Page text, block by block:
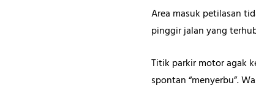
Area masuk petilasan
pinggir jalan yang
Titik parkir motor agak
spontan “menyerbu”.